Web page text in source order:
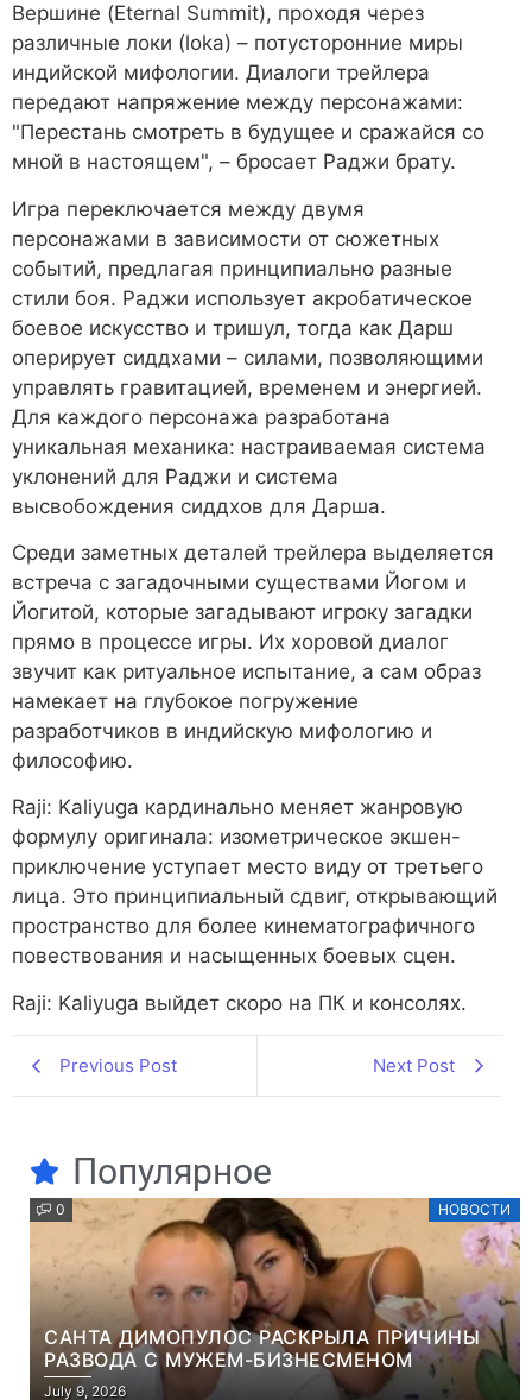
Вершине (Eternal Summit), проходя через
различные локи (loka) – потусторонние миры
индийской мифологии. Диалоги трейлера
передают напряжение между персонажами:
"Перестань смотреть в будущее и сражайся со
мной в настоящем", – бросает Раджи брату.
Игра переключается между двумя
персонажами в зависимости от сюжетных
событий, предлагая принципиально разные
стили боя. Раджи использует акробатическое
боевое искусство и тришул, тогда как Дарш
оперирует сиддхами – силами, позволяющими
управлять гравитацией, временем и энергией.
Для каждого персонажа разработана
уникальная механика: настраиваемая система
уклонений для Раджи и система
высвобождения сиддхов для Дарша.
Среди заметных деталей трейлера выделяется
встреча с загадочными существами Йогом и
Йогитой, которые загадывают игроку загадки
прямо в процессе игры. Их хоровой диалог
звучит как ритуальное испытание, а сам образ
намекает на глубокое погружение
разработчиков в индийскую мифологию и
философию.
Raji: Kaliyuga кардинально меняет жанровую
формулу оригинала: изометрическое экшен-
приключение уступает место виду от третьего
лица. Это принципиальный сдвиг, открывающий
пространство для более кинематографичного
повествования и насыщенных боевых сцен.
Raji: Kaliyuga выйдет скоро на ПК и консолях.
Previous Post Next Post
Популярное
0 НОВОСТИ
САНТА ДИМОПУЛОС РАСКРЫЛА ПРИЧИНЫ
РАЗВОДА С МУЖЕМ-БИЗНЕСМЕНОМ
July 9, 2026